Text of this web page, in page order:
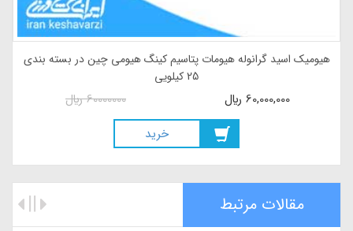
هیومیک اسید پودری 69 درصد همراه با پتاسیم پلنت استار
8000000ريال 8,000,000ريال
خريد
مقالات مرتبط